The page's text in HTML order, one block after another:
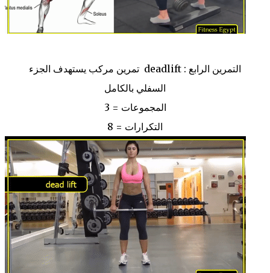
التمرين الرابع : deadlift تمرين مركب يستهدف الجزء
السفلي بالكامل
المجموعات = 3
التكرارات = 8